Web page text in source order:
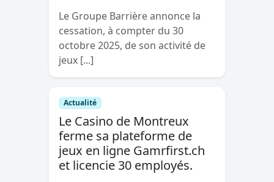
Le Groupe Barrière annonce la
cessation, à compter du 30
octobre 2025, de son activité de
jeux [...]
Actualité
Le Casino de Montreux
ferme sa plateforme de
jeux en ligne Gamrfirst.ch
et licencie 30 employés.